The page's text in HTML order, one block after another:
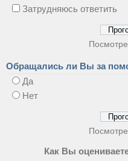
Затрудняюсь ответить
Обращались ли Вы за
Да
Нет
Как Вы